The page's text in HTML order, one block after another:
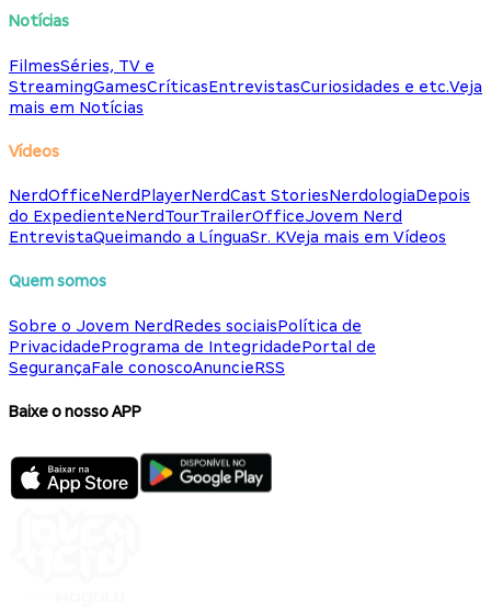
Notícias
FilmesSéries, TV e
StreamingGamesCríticasEntrevistasCuriosidades e etc.Veja
mais em Notícias
Vídeos
NerdOfficeNerdPlayerNerdCast StoriesNerdologiaDepois
do ExpedienteNerdTourTrailerOfficeJovem Nerd
EntrevistaQueimando a LínguaSr. KVeja mais em Vídeos
Quem somos
Sobre o Jovem NerdRedes sociaisPolítica de
PrivacidadePrograma de IntegridadePortal de
SegurançaFale conoscoAnuncieRSS
Baixe o nosso APP